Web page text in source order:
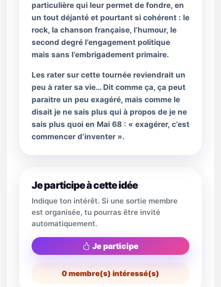
particulière qui leur permet de fondre, en
un tout déjanté et pourtant si cohérent : le
rock, la chanson française, l’humour, le
second degré l’engagement politique
mais sans l’embrigadement primaire.
Les rater sur cette tournée reviendrait un
peu à rater sa vie… Dit comme ça, ça peut
paraitre un peu exagéré, mais comme le
disait je ne sais plus qui à propos de je ne
sais plus quoi en Mai 68 : « exagérer, c’est
commencer d’inventer ».
Je participe à cette idée
Indique ton intérêt. Si une sortie membre
est organisée, tu pourras être invité
automatiquement.
Je participe
0membre(s) intéressé(s)